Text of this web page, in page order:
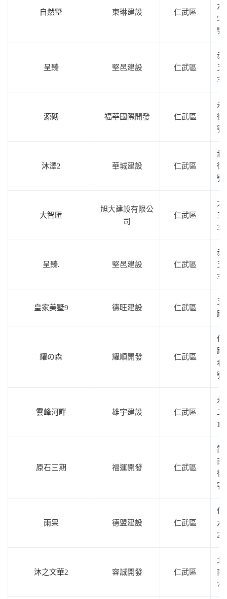
自然墅 東琳建設 仁武區
六
50
號
呈臻 堅邑建設 仁武區
赤
五
39
源砌 福華國際開發 仁武區
永
街
號
沐澤2 華城建設 仁武區
新
街
號
大智匯
旭大建設有限公
司
仁武區
大
三
37
呈臻. 堅邑建設 仁武區
赤
五
37
皇家美墅9 德旺建設 仁武區
五
路
耀の森 耀順開發 仁武區
仁
路
巷
號
雲峰河畔 雄宇建設 仁武區
永
二
原石三期 福運開發 仁武區
霞
南
街
號
雨果 德盟建設 仁武區
仁
六
23
沐之文華2 容誠開發 仁武區
北
南
70